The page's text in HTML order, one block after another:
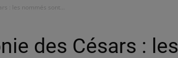
: les nommés sont…
des Césars : les